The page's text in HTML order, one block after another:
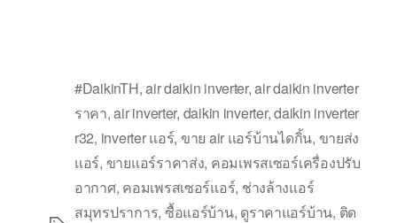
#DaikinTH,air daikin inverter,air daikin inverter
ราคา,air inverter, daikin inverter,daikin inverter
r32, inverter แอร์, ขาย air แอร์บ้านไดกิ้น, ขายส่ง
แอร์, ขายแอร์ราคาส่ง, คอมเพรสเซอร์เครื่องปรับ
อากาศ, คอมเพรสเซอร์แอร์, ช่างล้างแอร์
สมุทรปราการ, ซื้อแอร์บ้าน, ดูราคาแอร์บ้าน, ติด